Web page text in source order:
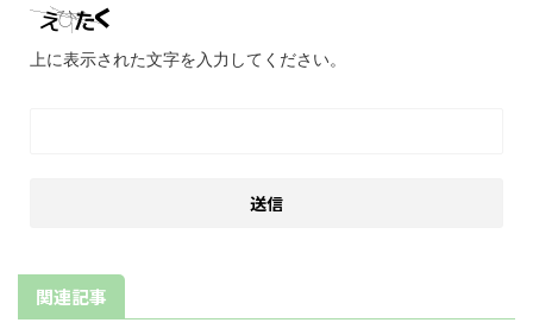
上に表示された文字を入力してください。
関連記事